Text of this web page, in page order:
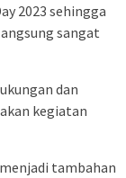
2023 sehingga
sangat
dan
kegiatan
tambahan